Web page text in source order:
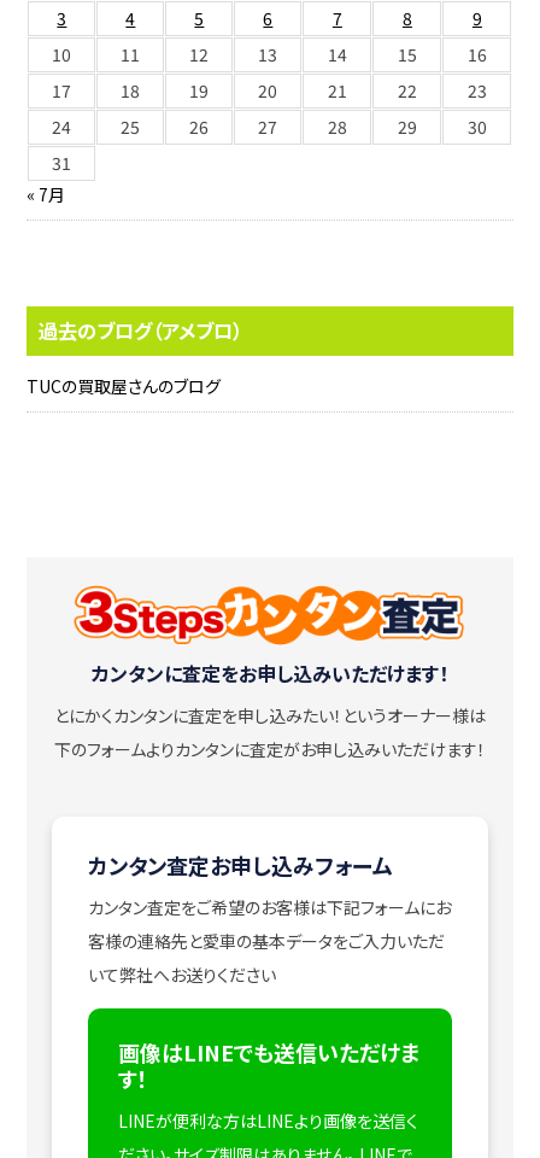
3
4 5 6 7 8
9
10
11 12 13 14 15
16
17
18 19 20 21 22
23
24
25 26 27 28 29
30
31
« 7月
過去のブログ（アメブロ）
TUCの買取屋さんのブログ
カンタンに査定をお申し込みいただけます！
とにかくカンタンに査定を申し込みたい！ というオーナー様は
下のフォームよりカンタンに査定がお申し込みいただけます！
カンタン査定お申し込みフォーム
カンタン査定をご希望のお客様は下記フォームにお
客様の連絡先と愛車の基本データをご入力いただ
いて弊社へお送りください
画像はLINEでも送信いただけま
す！
LINEが便利な方はLINEより画像を送信く